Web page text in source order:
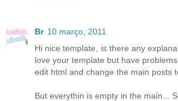
Br 10 março, 2011
Hi nice template, is there any
love your template but have
edit html and change the main posts
But everythin is empty in the main...